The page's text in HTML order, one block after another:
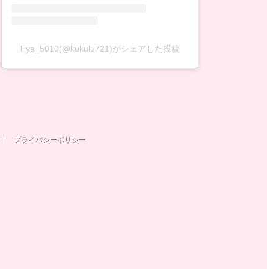
liiya_5010(@kukulu721)がシェアした投稿
プライバシーポリシー